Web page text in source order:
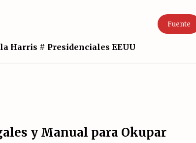
Fuente
Harris # Presidenciales EEUU
y Manual para Okupar